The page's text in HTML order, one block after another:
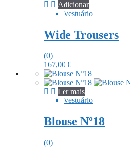
Adicionar
Vestuário
Wide Trousers
(0)
167,00 €
Ler mais
Vestuário
Blouse Nº18
(0)